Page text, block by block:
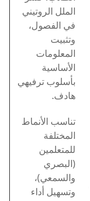
الملل الروتيني
في الفصول،
وتثبيت
المعلومات
الأساسية
بأسلوب ترفيهي
هادف.
تناسب الأنماط
المختلفة
للمتعلمين
(البصري
والسمعي)،
وتسهيل أداء